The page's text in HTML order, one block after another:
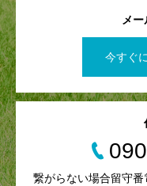
メ
今すぐ
繋がらない場合留守